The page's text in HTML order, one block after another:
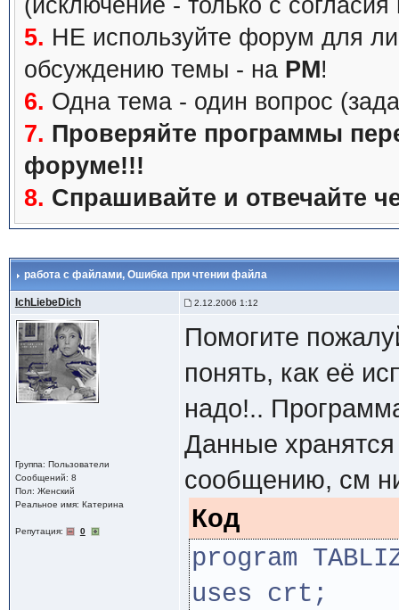
(исключение - только с
5. НЕ используйте форум для
обсуждению темы - на PM!
6. Одна тема - один вопрос
7. Проверяйте программы
форуме!!!
8. Спрашивайте и отвечайте
работа с файлами, Ошибка при чтении файла
IchLiebeDich 2.12.2006 1:12
Группа: Пользователи
Сообщений: 8
Пол: Женский
Реальное имя: Катерина
Репутация: 0
Помогите
понять, как её
надо!..
Данные
сообщению, см
Код
program
uses crt;